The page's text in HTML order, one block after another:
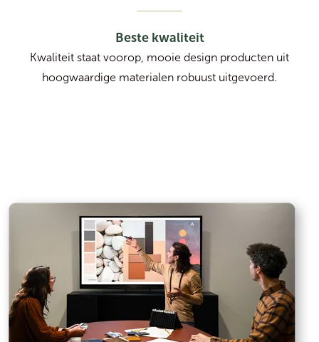
Beste kwaliteit
Kwaliteit staat voorop, mooie design producten uit
hoogwaardige materialen robuust uitgevoerd.